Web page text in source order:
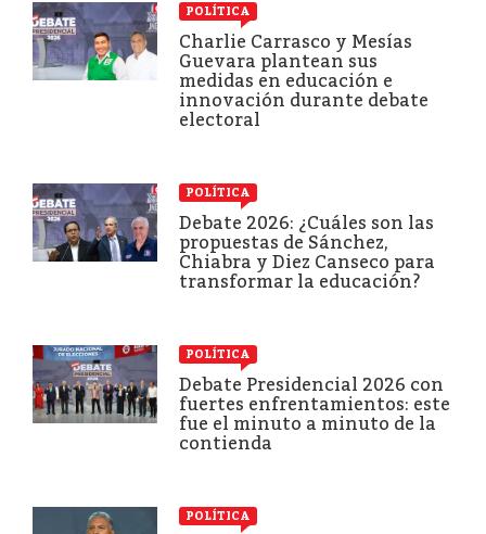
POLÍTICA
Charlie Carrasco y Mesías
Guevara plantean sus
medidas en educación e
innovación durante debate
electoral
POLÍTICA
Debate 2026: ¿Cuáles son las
propuestas de Sánchez,
Chiabra y Diez Canseco para
transformar la educación?
POLÍTICA
Debate Presidencial 2026 con
fuertes enfrentamientos: este
fue el minuto a minuto de la
contienda
POLÍTICA